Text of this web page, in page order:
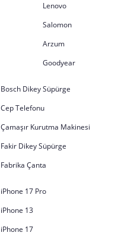
Lenovo
Salomon
Arzum
Goodyear
Bosch Dikey Süpürge
Cep Telefonu
Çamaşır Kurutma Makinesi
Fakir Dikey Süpürge
Fabrika Çanta
iPhone 17 Pro
iPhone 13
iPhone 17